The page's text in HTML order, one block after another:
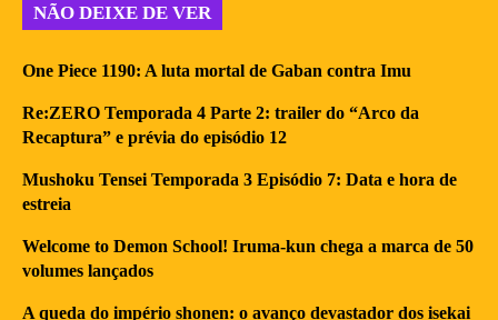
NÃO DEIXE DE VER
One Piece 1190: A luta mortal de Gaban contra Imu
Re:ZERO Temporada 4 Parte 2: trailer do “Arco da
Recaptura” e prévia do episódio 12
Mushoku Tensei Temporada 3 Episódio 7: Data e hora de
estreia
Welcome to Demon School! Iruma-kun chega a marca de 50
volumes lançados
A queda do império shonen: o avanço devastador dos isekai